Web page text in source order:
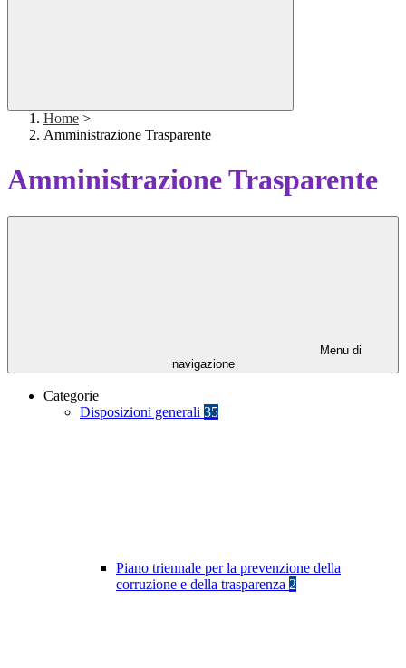
Home >
Amministrazione Trasparente
Amministrazione Trasparente
Menu di
navigazione
Categorie
Disposizioni generali 35
Piano triennale per la prevenzione della
corruzione e della trasparenza 2